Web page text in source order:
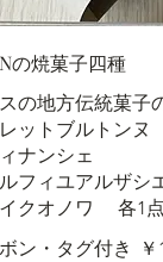
の焼菓子四種
の地方伝統菓子
ットブルトンヌ
ナンシェ
フィユアルザシ
クオノワ 各1
ン・タグ付き